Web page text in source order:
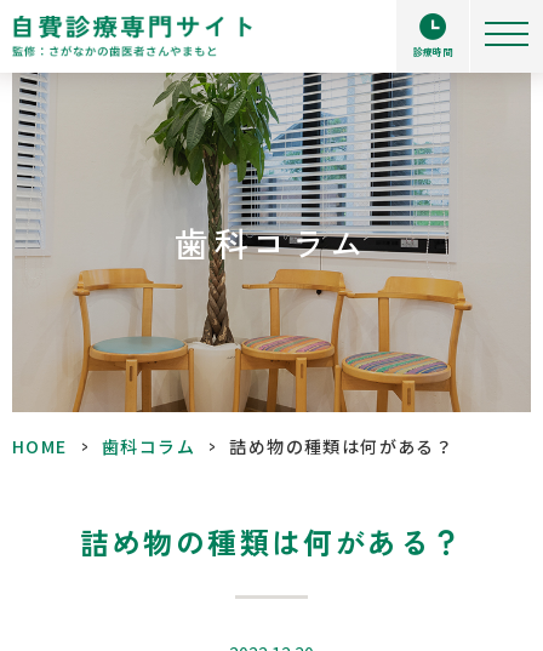
診療時間
歯科コラム
HOME > 歯科コラム > 詰め物の種類は何がある？
詰め物の種類は何がある？